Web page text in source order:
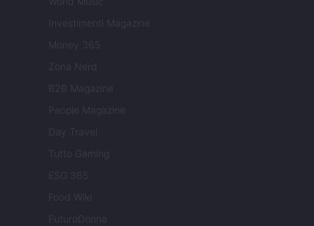
Investimenti Magazine
Money 365
Zona Nerd
B2B Magazine
People Magazine
Day Travel
Tutto Gaming
ESG 365
Food Wiki
FuturoDonna